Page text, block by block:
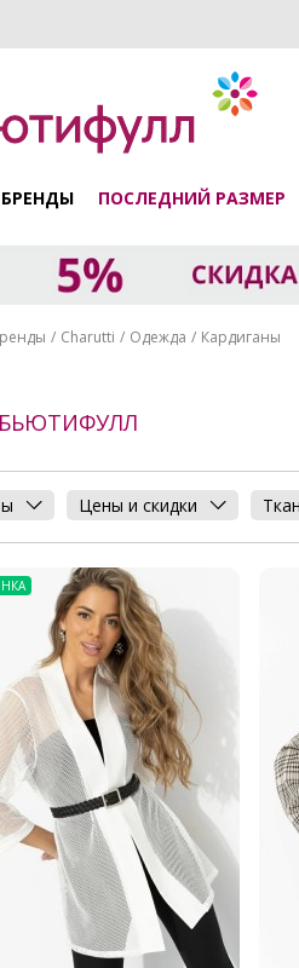
БРЕНДЫ ПОСЛЕДНИЙ РАЗМЕР
Charutti Одежда Кардиганы
БЬЮТИФУЛЛ
Цены и скидки